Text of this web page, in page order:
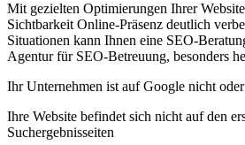
Mit gezielten Optimierungen Ihrer
Sichtbarkeit Online-Präsenz deutlich
Situationen kann Ihnen eine SEO-
Agentur für SEO-Betreuung, besonders
Ihr Unternehmen ist auf Google nicht
Ihre Website befindet sich nicht auf den
Suchergebnisseiten